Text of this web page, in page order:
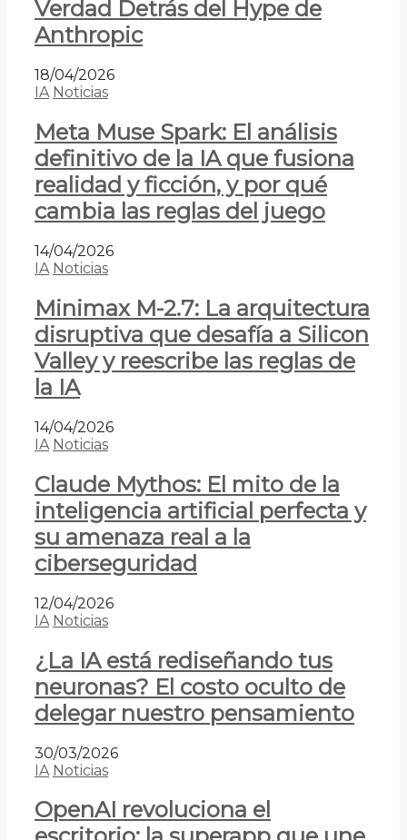
Verdad Detrás del Hype de
Anthropic
18/04/2026
IA Noticias
Meta Muse Spark: El análisis
definitivo de la IA que fusiona
realidad y ficción, y por qué
cambia las reglas del juego
14/04/2026
IA Noticias
Minimax M-2.7: La arquitectura
disruptiva que desafía a Silicon
Valley y reescribe las reglas de
la IA
14/04/2026
IA Noticias
Claude Mythos: El mito de la
inteligencia artificial perfecta y
su amenaza real a la
ciberseguridad
12/04/2026
IA Noticias
¿La IA está rediseñando tus
neuronas? El costo oculto de
delegar nuestro pensamiento
30/03/2026
IA Noticias
OpenAI revoluciona el